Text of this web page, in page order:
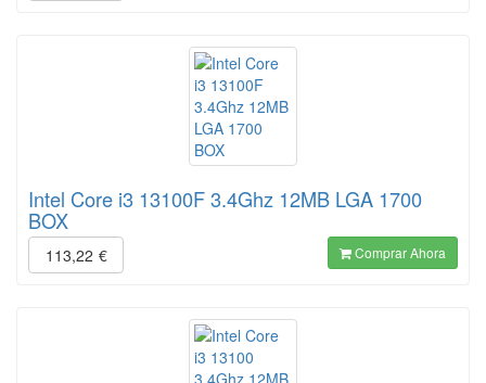
Intel Core i3 13100F 3.4Ghz 12MB LGA 1700
BOX
113,22 € Comprar Ahora